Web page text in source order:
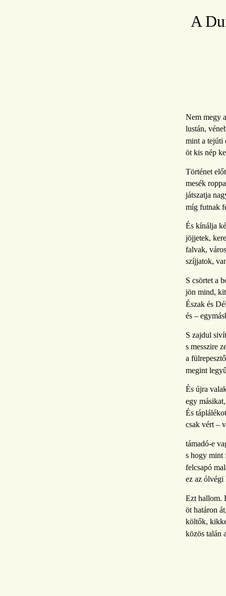
A
Nem megy
lustán,
mint a tejúti
öt kis nép
Történet
mesék
játszatja
míg futnak
És kínálja
jöjjetek,
falvak,
szíjjatok,
S csörtet a
jön mind,
Észak és
és –
S zajdul
s messzire
a
megint
És újra
egy
És
csak vért –
támadó-e
s hogy mint
felcsapó
ez az ólvégi
Ezt hallom.
öt határon
költők,
közös talán